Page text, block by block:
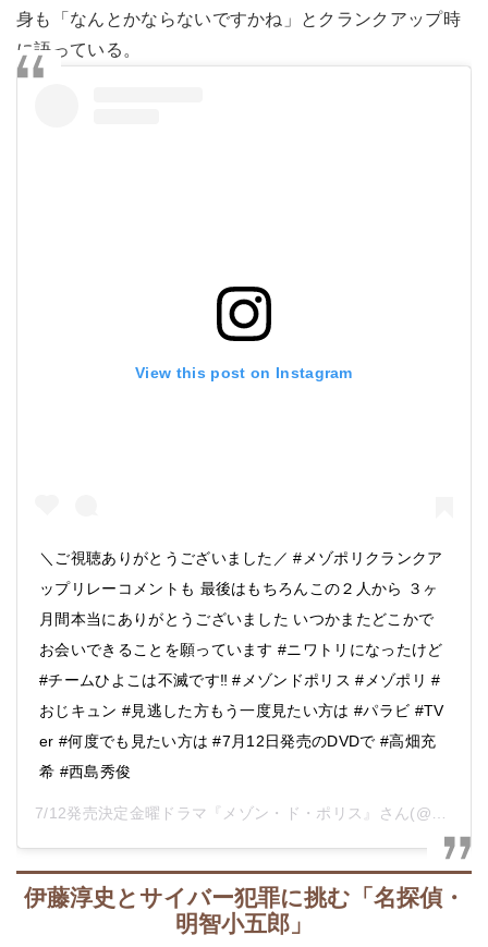
身も「なんとかならないですかね」とクランクアップ時
に語っている。
View this post on Instagram
＼ご視聴ありがとうございました／ #メゾポリクランクア
ップリレーコメントも 最後はもちろんこの２人から ３ヶ
月間本当にありがとうございました いつかまたどこかで
お会いできることを願っています #ニワトリになったけど
#チームひよこは不滅です‼️ #メゾンドポリス #メゾポリ #
おじキュン #見逃した方もう一度見たい方は #パラビ #TV
er #何度でも見たい方は #7月12日発売のDVDで #高畑充
希 #西島秀俊
7/12発売決定金曜ドラマ『メゾン・ド・ポリス』 さん(@mdp_tbs2019)がシェアした投稿 -
伊藤淳史とサイバー犯罪に挑む「名探偵・
明智小五郎」